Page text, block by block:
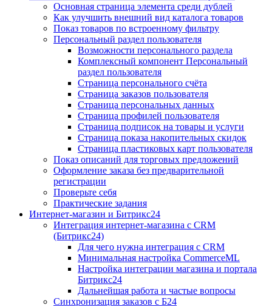
Основная страница элемента среди дублей
Как улучшить внешний вид каталога товаров
Показ товаров по встроенному фильтру
Персональный раздел пользователя
Возможности персонального раздела
Комплексный компонент Персональный
раздел пользователя
Страница персонального счёта
Страница заказов пользователя
Страница персональных данных
Страница профилей пользователя
Страница подписок на товары и услуги
Страница показа накопительных скидок
Страница пластиковых карт пользователя
Показ описаний для торговых предложений
Оформление заказа без предварительной
регистрации
Проверьте себя
Практические задания
Интернет-магазин и Битрикс24
Интеграция интернет-магазина с CRM
(Битрикс24)
Для чего нужна интеграция с CRM
Минимальная настройка CommerceML
Настройка интеграции магазина и портала
Битрикс24
Дальнейшая работа и частые вопросы
Синхронизация заказов с Б24